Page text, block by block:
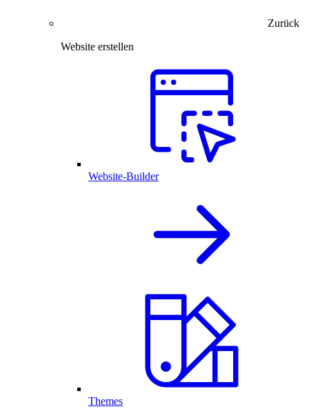
Zurück
Website erstellen
Website-Builder
Themes